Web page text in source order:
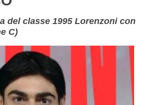
del classe 1995 Lorenzoni con
C)